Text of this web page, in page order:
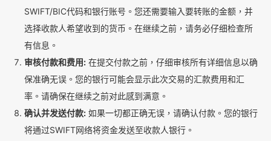
SWIFT/BIC代码和银行账号。您还需要输入要转账的金额，并
选择收款人希望收到的货币。在继续之前，请务必仔细检查所
有信息。
审核付款和费用: 在提交付款之前，仔细审核所有详细信息以确
保准确无误。您的银行可能会显示此次交易的汇款费用和汇
率。请确保在继续之前对此感到满意。
确认并发送付款: 如果一切都正确无误，请确认付款。您的银行
将通过SWIFT网络将资金发送至收款人银行。